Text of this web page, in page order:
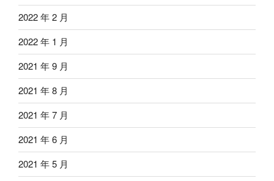
2022 年 2 月
2022 年 1 月
2021 年 9 月
2021 年 8 月
2021 年 7 月
2021 年 6 月
2021 年 5 月